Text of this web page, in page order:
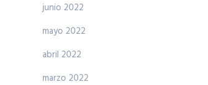
junio 2022
mayo 2022
abril 2022
marzo 2022